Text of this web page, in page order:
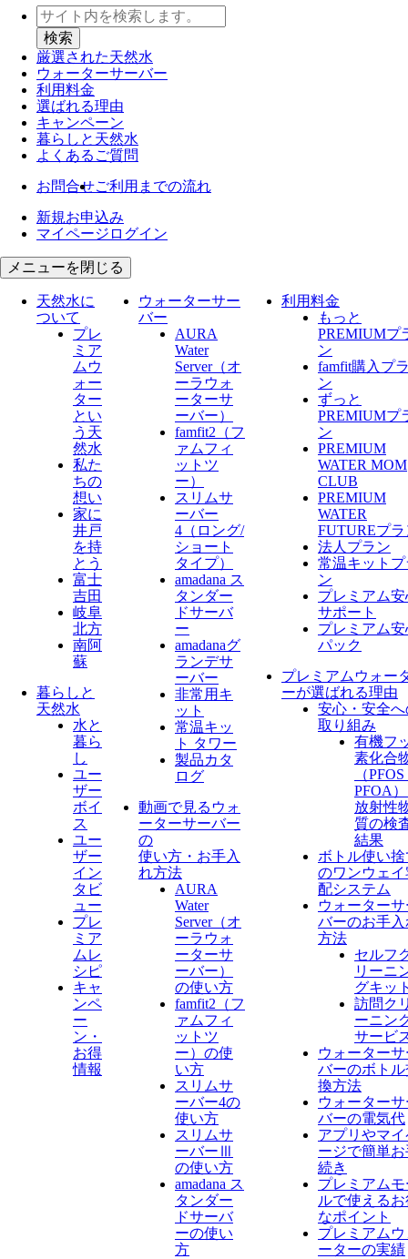
厳選された天然水
ウォーターサーバー
利用料金
選ばれる理由
キャンペーン
暮らしと天然水
よくあるご質問
お問合せご利用までの流れ
新規お申込み
マイページログイン
メニューを閉じる
天然水に
ついて
プレ
ミア
ムウ
ォー
ター
とい
う天
然水
私た
ちの
想い
家に
井戸
を持
とう
富士
吉田
岐阜
北方
南阿
蘇
暮らしと
天然水
水と
暮ら
し
ユー
ザー
ボイ
ス
ユー
ザー
イン
タビ
ュー
プレ
ミア
ムレ
シピ
キャ
ンペ
ー
ン・
お得
情報
ウォーターサー
バー
AURA
Water
Server​（オ
ーラウォ
ーターサ
ーバー）
famfit2（フ
ァムフィ
ットツ
ー）
スリムサ
ーバー
4（ロング/
ショート
タイプ）
amadana ス
タンダー
ドサーバ
ー
amadanaグ
ランデサ
ーバー
非常用キ
ット
常温キッ
ト タワー
製品カタ
ログ
動画で見るウォ
ーターサーバー
の
使い方・お手入
れ方法
AURA
Water
Server​（オ
ーラウォ
ーターサ
ーバー）
の使い方
famfit2（フ
ァムフィ
ットツ
ー）の使
い方
スリムサ
ーバー4の
使い方
スリムサ
ーバーⅢ
の使い方
amadana ス
タンダー
ドサーバ
ーの使い
方
利用料金
もっと
PREMIUMプ
ン
famfit購入プ
ン
ずっと
PREMIUMプ
ン
PREMIUM
WATER MOM
CLUB
PREMIUM
WATER
FUTUREプラ
法人プラン
常温キットプ
ン
プレミアム安
サポート
プレミアム安
パック
プレミアムウォー
ーが選ばれる理由
安心・安全へ
取り組み
有機フ
素化合
（
PFOA
放射性
質の検
結果
ボトル使い捨
のワンウェイ
配システム
ウォーター
バーのお手入
方法
セルフ
リーニ
グキッ
訪問ク
ーニン
サービ
ウォーター
バーのボトル
換方法
ウォーター
バーの電気代
アプリやマイ
ージで簡単お
続き
プレミアムモ
ルで使える
なポイント
プレミアムウ
ーターの実績